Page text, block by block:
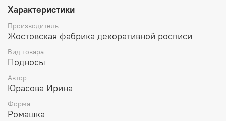
Характеристики
Производитель
Жостовская фабрика декоративной росписи
Вид товара
Подносы
Автор
Юрасова Ирина
Форма
Ромашка